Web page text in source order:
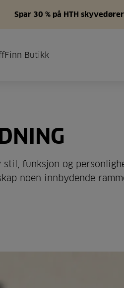
Spar 30 % på HTH
Finn Butikk
funksjon og
noen innbydende